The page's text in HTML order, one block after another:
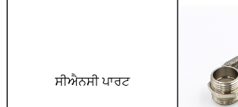
ਸੀਐਨਸੀ ਪਾਰਟ